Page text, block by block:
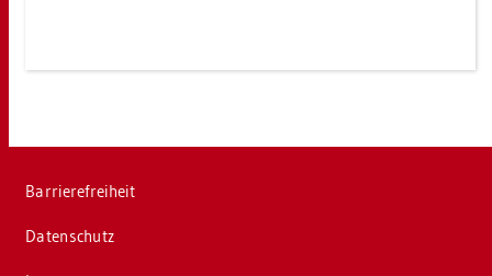
Bar­rie­re­frei­heit
Da­ten­schutz